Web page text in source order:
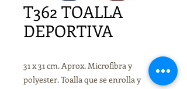
T362 TOALLA
DEPORTIVA
31 x 31 cm. Aprox. Microfibra y
polyester. Toalla que se enrolla y